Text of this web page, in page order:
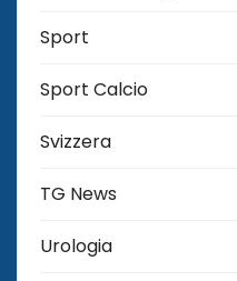
Sport
Sport Calcio
Svizzera
TG News
Urologia